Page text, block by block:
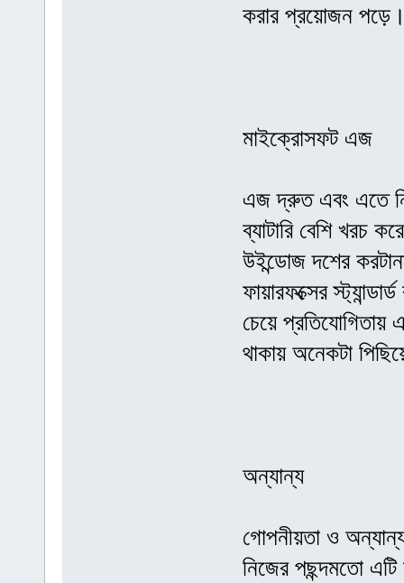
করার প্রয়োজন
মাইক্রোসফট এজ
এজ দ্রুত এবং এতে
ব্যাটারি বেশি খরচ
উইন্ডোজ দশের
ফায়ারফক্সের
চেয়ে
থাকায় অনেকটা
অন্যান্য
গোপনীয়তা ও
নিজের পছন্দমতো